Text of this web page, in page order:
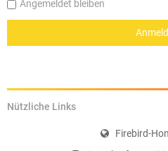
Angemeldet bleiben
Nützliche Links
Firebird-